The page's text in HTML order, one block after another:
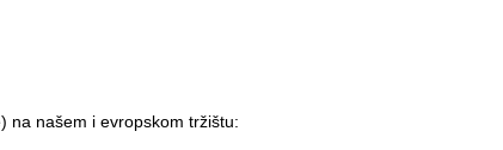
na našem i evropskom tržištu: